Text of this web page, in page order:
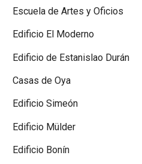
Escuela de Artes y Oficios
Edificio El Moderno
Edificio de Estanislao Durán
Casas de Oya
Edificio Simeón
Edificio Mülder
Edificio Bonín